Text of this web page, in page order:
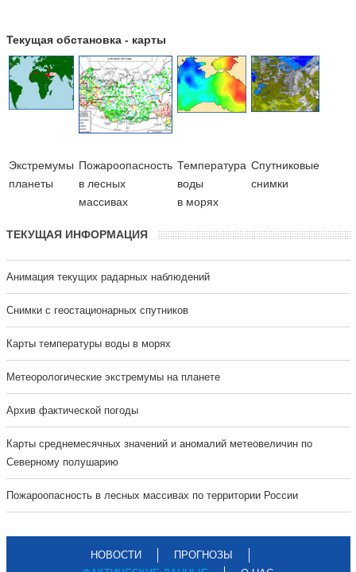
Текущая обстановка - карты
Экстремумы
планеты
Пожароопасность
в лесных
массивах
Температура
воды
в морях
Cпутниковые
снимки
ТЕКУЩАЯ ИНФОРМАЦИЯ
Анимация текущих радарных наблюдений
Cнимки с геостационарных спутников
Карты температуры воды в морях
Метеорологические экстремумы на планете
Архив фактической погоды
Карты среднемесячных значений и аномалий метеовеличин по
Северному полушарию
Пожароопасность в лесных массивах по территории России
НОВОСТИ
ПРОГНОЗЫ